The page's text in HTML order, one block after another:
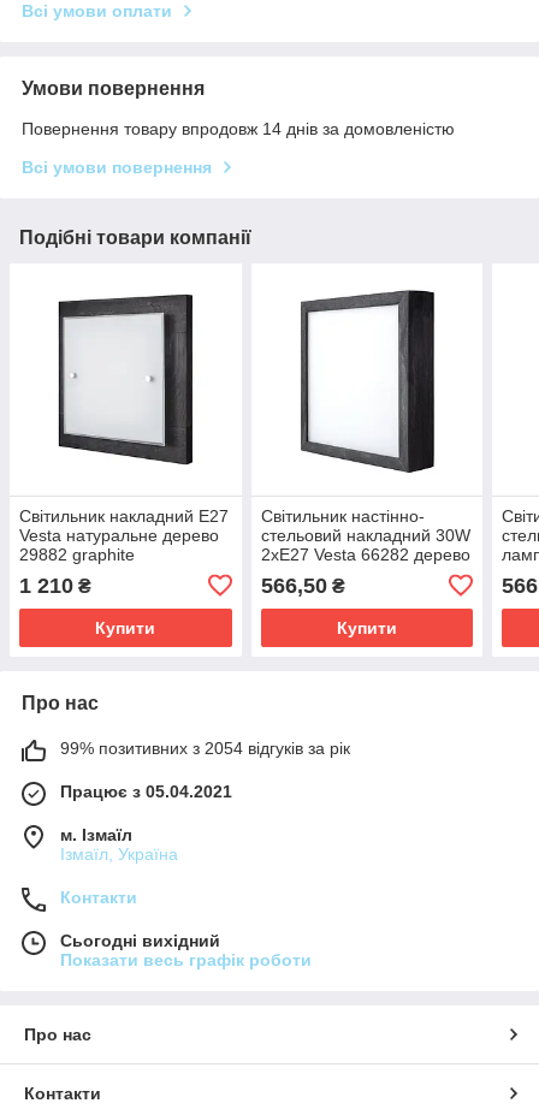
Всі умови оплати
Умови повернення
Повернення товару впродовж 14 днів за домовленістю
Всі умови повернення
Подібні товари компанії
Світильник накладний Е27
Vesta натуральне дерево
29882 graphite
1 210 ₴
Купити
Світильник настінно-
стельовий накладний 30W
2хЕ27 Vesta 66282 дерево
566,50₴
Купити
Про нас
99% позитивних з 2054 відгуків за рік
Працює з 05.04.2021
м. Ізмаїл
Ізмаїл, Україна
Контакти
Сьогодні вихідний
Показати весь графік роботи
Про нас
Контакти